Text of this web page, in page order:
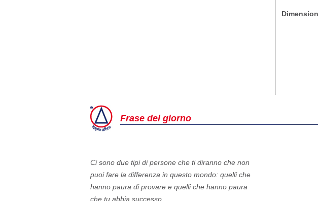
Frase del giorno
Ci sono due tipi di persone che ti diranno che non
puoi fare la differenza in questo mondo: quelli che
hanno paura di provare e quelli che hanno paura
che tu abbia successo.